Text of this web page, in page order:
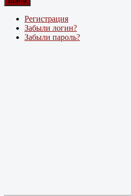
Регистрация
Забыли логин?
Забыли пароль?